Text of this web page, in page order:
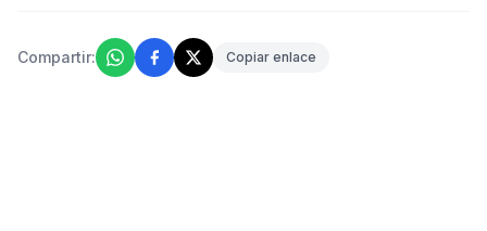
Compartir: Copiar enlace